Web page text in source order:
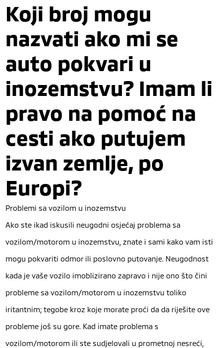
Koji broj mogu
nazvati ako mi se
auto pokvari u
inozemstvu? Imam li
pravo na pomoć na
cesti ako putujem
izvan zemlje, po
Europi?
Problemi sa vozilom u inozemstvu
Ako ste ikad iskusili neugodni osjećaj problema sa
vozilom/motorom u inozemstvu, znate i sami kako vam isti
mogu pokvariti odmor ili poslovno putovanje. Neugodnost
kada je vaše vozilo imoblizirano zapravo i nije ono što čini
probleme sa vozilom/motorom u inozemstvu toliko
iritantnim; tegobe kroz koje morate proći da da riješite ove
probleme još su gore. Kad imate problema s
vozilom/motorom ili ste sudjelovali u prometnoj nesreći,